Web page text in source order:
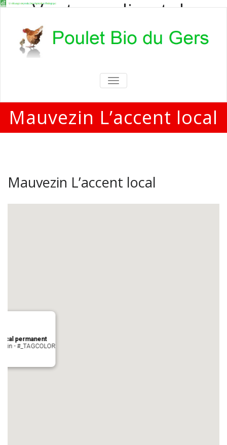
Vente en direct de
poulets bio
Vente en direct de poulets bio aux
particuliers et professionnels
TOGGLE
NAVIGATION
Mauvezin L’accent local
Mauvezin L’accent local
permanent
- #_TAGCOLOR